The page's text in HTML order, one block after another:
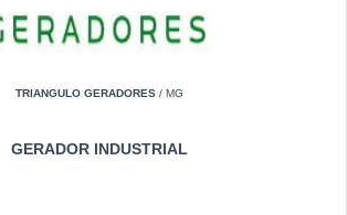
TRIANGULO GERADORES / MG
GERADOR INDUSTRIAL